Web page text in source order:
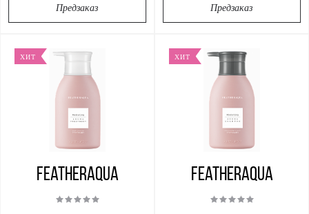
Предзаказ Предзаказ
ХИТ
Featheraqua
ХИТ
Featheraqua